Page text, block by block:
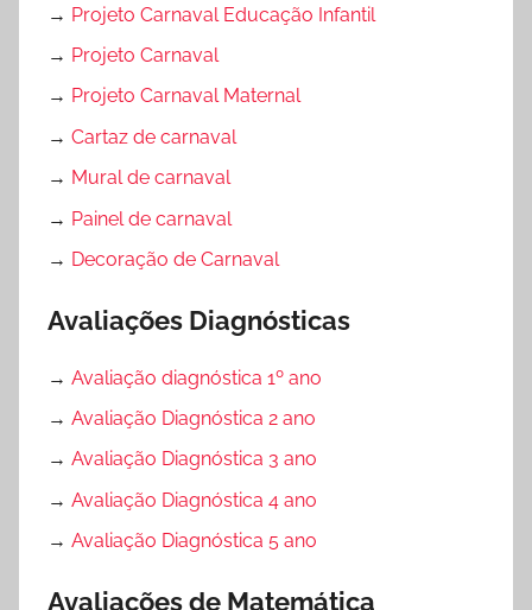
→ Projeto Carnaval Educação Infantil
→ Projeto Carnaval
→ Projeto Carnaval Maternal
→ Cartaz de carnaval
→ Mural de carnaval
→ Painel de carnaval
→ Decoração de Carnaval
Avaliações Diagnósticas
→ Avaliação diagnóstica 1º ano
→ Avaliação Diagnóstica 2 ano
→ Avaliação Diagnóstica 3 ano
→ Avaliação Diagnóstica 4 ano
→ Avaliação Diagnóstica 5 ano
Avaliações de Matemática